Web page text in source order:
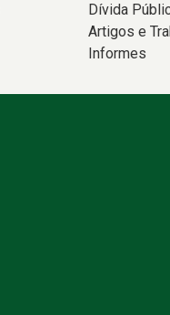
Dívida
Artigos e
Informes